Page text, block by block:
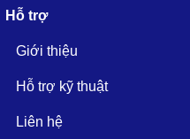
Hỗ trợ
Giới thiệu
Hỗ trợ kỹ thuật
Liên hệ